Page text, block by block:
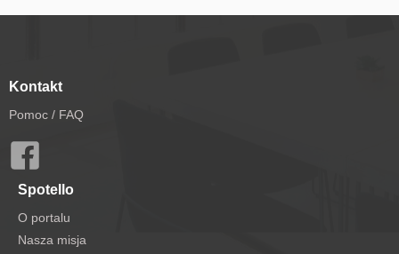
Kontakt
Pomoc / FAQ
Spotello
O portalu
Nasza misja